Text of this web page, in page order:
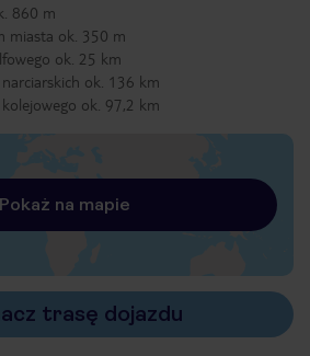
860 m
miasta ok. 350 m
ok. 25 km
ok. 136 km
ok. 97,2 km
Pokaż na mapie
trasę dojazdu